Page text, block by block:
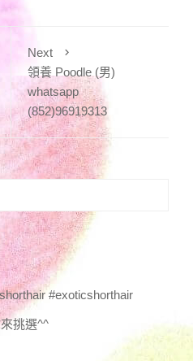
Next
領養 Poodle (男)
whatsapp
(852)96919313
#exoticshorthair
挑選^^